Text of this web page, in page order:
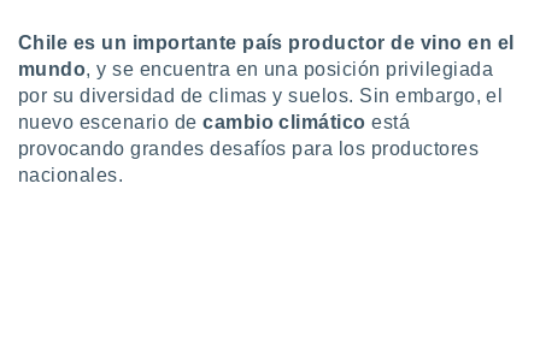
en
más
nuestra
y
Chile es un importante país productor de vino en el
mundo, y se encuentra en una posición privilegiada
por su diversidad de climas y suelos. Sin embargo, el
nuevo escenario decambio climático está
provocando grandes desafíos para los productores
nacionales.